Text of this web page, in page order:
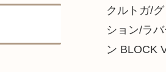
クルトガ/
ション/ラ
ン BLOCK